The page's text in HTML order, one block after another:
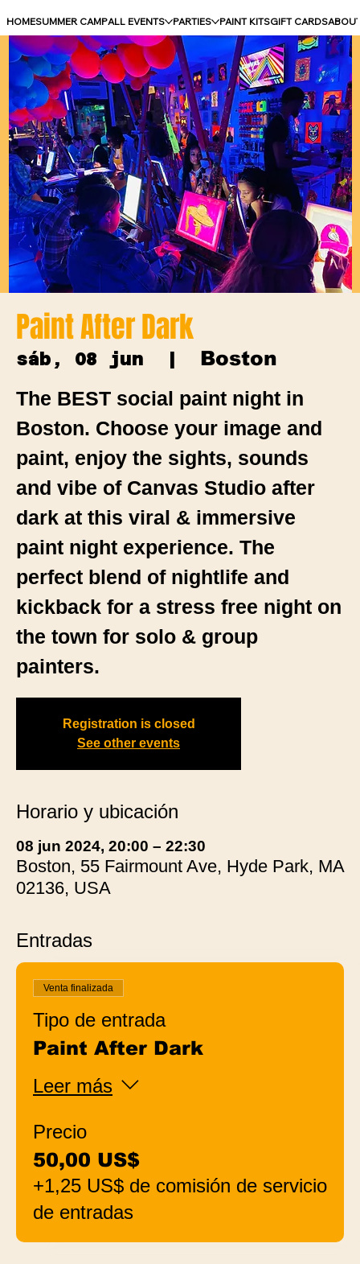
HOMESUMMER CAMPALL EVENTS PARTIES PAINT KITSGIFT CARDS
Paint After Dark
sáb, 08 jun
  |
Boston
The BEST social paint night in
Boston. Choose your image and
paint, enjoy the sights, sounds
and vibe of Canvas Studio after
dark at this viral & immersive
paint night experience. The
perfect blend of nightlife and
kickback for a stress free night on
the town for solo & group
painters.
Registration is closed
See other events
Horario y ubicación
08 jun 2024, 20:00 – 22:30
Boston, 55 Fairmount Ave, Hyde Park, MA
02136, USA
Entradas
Venta finalizada
Tipo de entrada
Paint After Dark
Leer más
Precio
50,00 US$
+1,25 US$ de comisión de servicio
de entradas